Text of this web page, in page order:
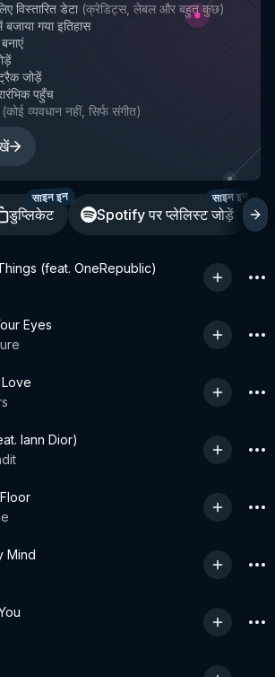
विस्तारित डेटा (क्रेडिट्स, लेबल और बहुत कुछ)
बजाया गया इतिहास
जोड़ें
पहुँच
(कोई व्यवधान नहीं, सिर्फ संगीत)
डुप्लिकेट
साइन इन
Spotify पर प्लेलिस्ट जोड़ें
साइन इन
(feat. OneRepublic)
Eyes
Iann Dior)
Mind